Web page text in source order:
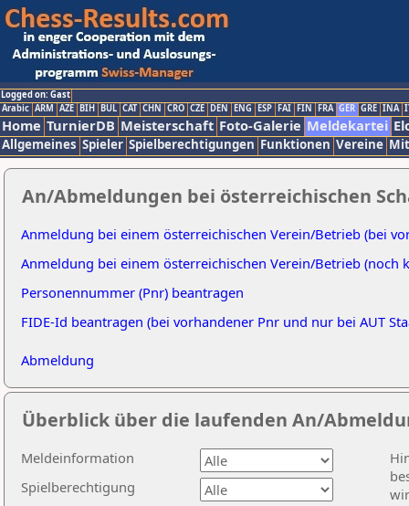
Logged on: Gast
Arabic ARM AZE BIH BUL CAT CHN CRO CZE DEN ENG ESP FAI FIN FRA GER GRE INA
Home TurnierDB Meisterschaft Foto-Galerie Meldekartei
Allgemeines Spieler Spielberechtigungen Funktionen Vereine
An/Abmeldungen bei österreichischen
Anmeldung bei einem österreichischen Verein/Betrieb (bei
Anmeldung bei einem österreichischen Verein/Betrieb (noch
Personennummer (Pnr) beantragen
FIDE-Id beantragen (bei vorhandener Pnr und nur bei AUT
Abmeldung
Überblick über die laufenden An/
Meldeinformation
Spielberechtigung